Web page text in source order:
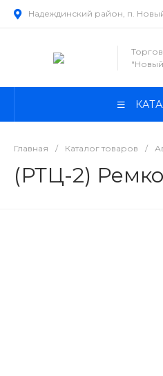
Надеждинский район, п.
Главная / Каталог товаров /
(РТЦ-2)